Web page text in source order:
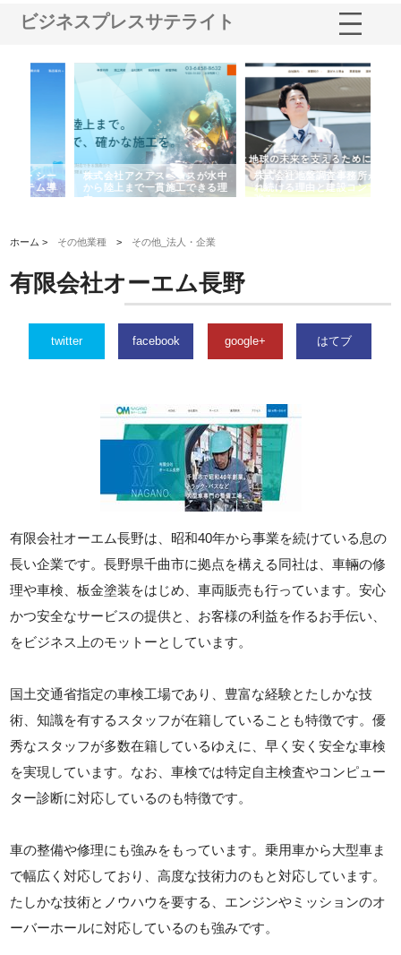
ビジネスプレスサテライト
株式会社アクアスペースが水中
から陸上まで一貫施工できる理
由
株式会社地盤調査事務所が選ば
れ続ける理由と建設コンサルの
強み
ホーム > その他業種 > その他_法人・企業
有限会社オーエム長野
twitter facebook google+ はてブ
有限会社オーエム長野は、昭和40年から事業を続けている息の
長い企業です。長野県千曲市に拠点を構える同社は、車輛の修
理や車検、板金塗装をはじめ、車両販売も行っています。安心
かつ安全なサービスの提供と、お客様の利益を作るお手伝い、
をビジネス上のモットーとしています。
国土交通省指定の車検工場であり、豊富な経験とたしかな技
術、知識を有するスタッフが在籍していることも特徴です。優
秀なスタッフが多数在籍しているゆえに、早く安く安全な車検
を実現しています。なお、車検では特定自主検査やコンピュー
ター診断に対応しているのも特徴です。
車の整備や修理にも強みをもっています。乗用車から大型車ま
で幅広く対応しており、高度な技術力のもと対応しています。
たしかな技術とノウハウを要する、エンジンやミッションのオ
ーバーホールに対応しているのも強みです。